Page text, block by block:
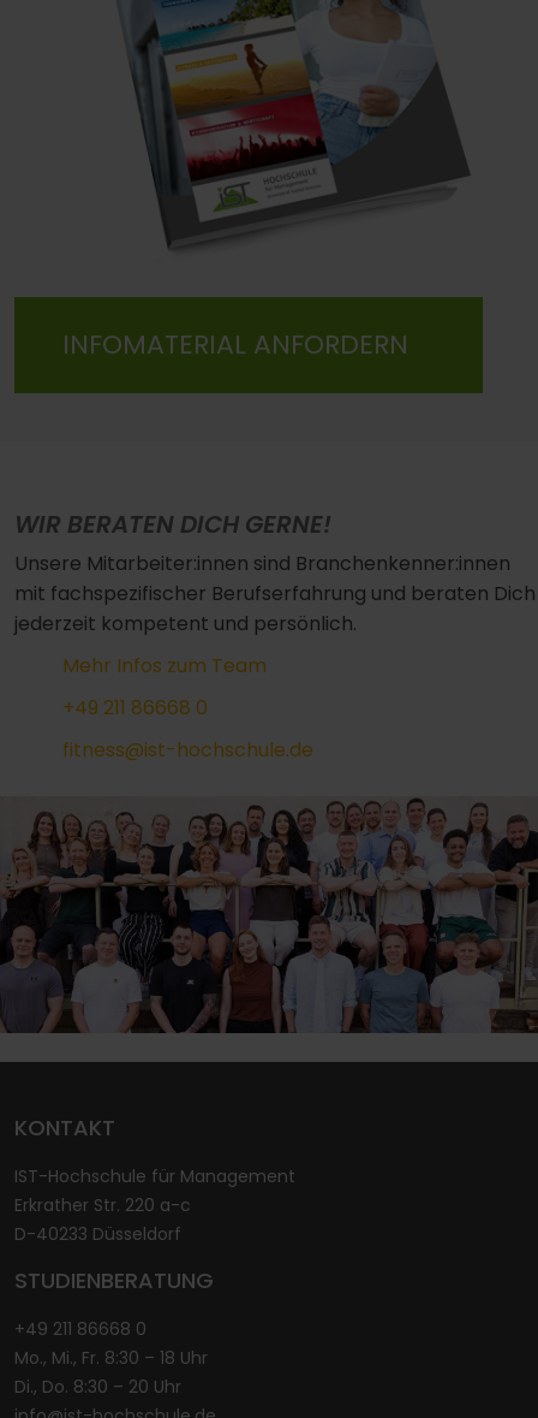
INFOMATERIAL ANFORDERN
WIR BERATEN DICH GERNE!
Unsere Mitarbeiter:innen sind Branchenkenner:innen
mit fachspezifischer Berufserfahrung und beraten Dich
jederzeit kompetent und persönlich.
Mehr Infos zum Team
+49 211 86668 0
fitness@ist-hochschule.de
KONTAKT
IST-Hochschule für Management
Erkrather Str. 220 a-c
D-40233 Düsseldorf
STUDIENBERATUNG
+49 211 86668 0
Mo., Mi., Fr. 8:30 – 18 Uhr
Di., Do. 8:30 – 20 Uhr